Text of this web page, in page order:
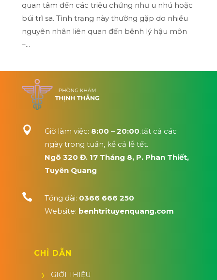
quan tâm đến các triệu chứng như u nhú hoặc
búi trĩ sa. Tình trạng này thường gặp do nhiều
nguyên nhân liên quan đến bệnh lý hậu môn
–...
 Giờ làm việc: 8:00 – 20:00.tất cả các
ngày trong tuần, kể cả lễ tết.
Ngõ 320 Đ. 17 Tháng 8, P. Phan Thiết,
Tuyên Quang
 Tổng đài: 0366 666 250
Website: benhtrituyenquang.com
CHỈ DẪN
GIỚI THIỆU